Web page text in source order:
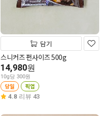
담기
스니커즈 펀사이즈 500g
14,980원
10g당 300원
당일 픽업
4.8 리뷰 43